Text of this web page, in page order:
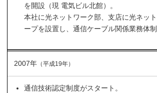
を開設（現 電気ビル北館）。
本社に光ネットワーク部、支店に光ネッ
ープを設置し、通信ケーブル関係業務体制
2007年（平成19年）
通信技術認定制度がスタート。